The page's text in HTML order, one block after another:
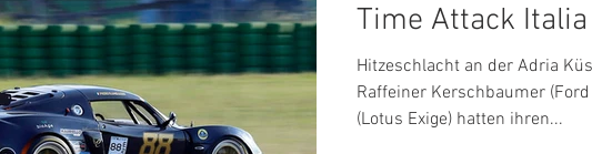
Time Attack
Hitzeschlacht an der Adria
Raffeiner Kerschbaumer
(Lotus Exige) hatten ihren...